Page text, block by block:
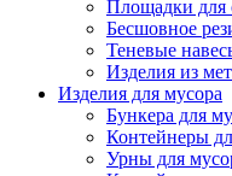
Площадки для
Бесшовное
Теневые
Изделия из
Изделия для мусора
Бункера для
Контейнеры
Урны для